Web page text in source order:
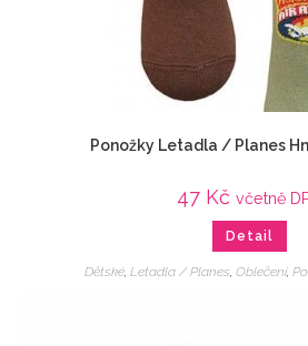
Ponožky Letadla / Planes
47 Kč včetně
Detail
Dětské, Letadla / Planes, Oblečení,